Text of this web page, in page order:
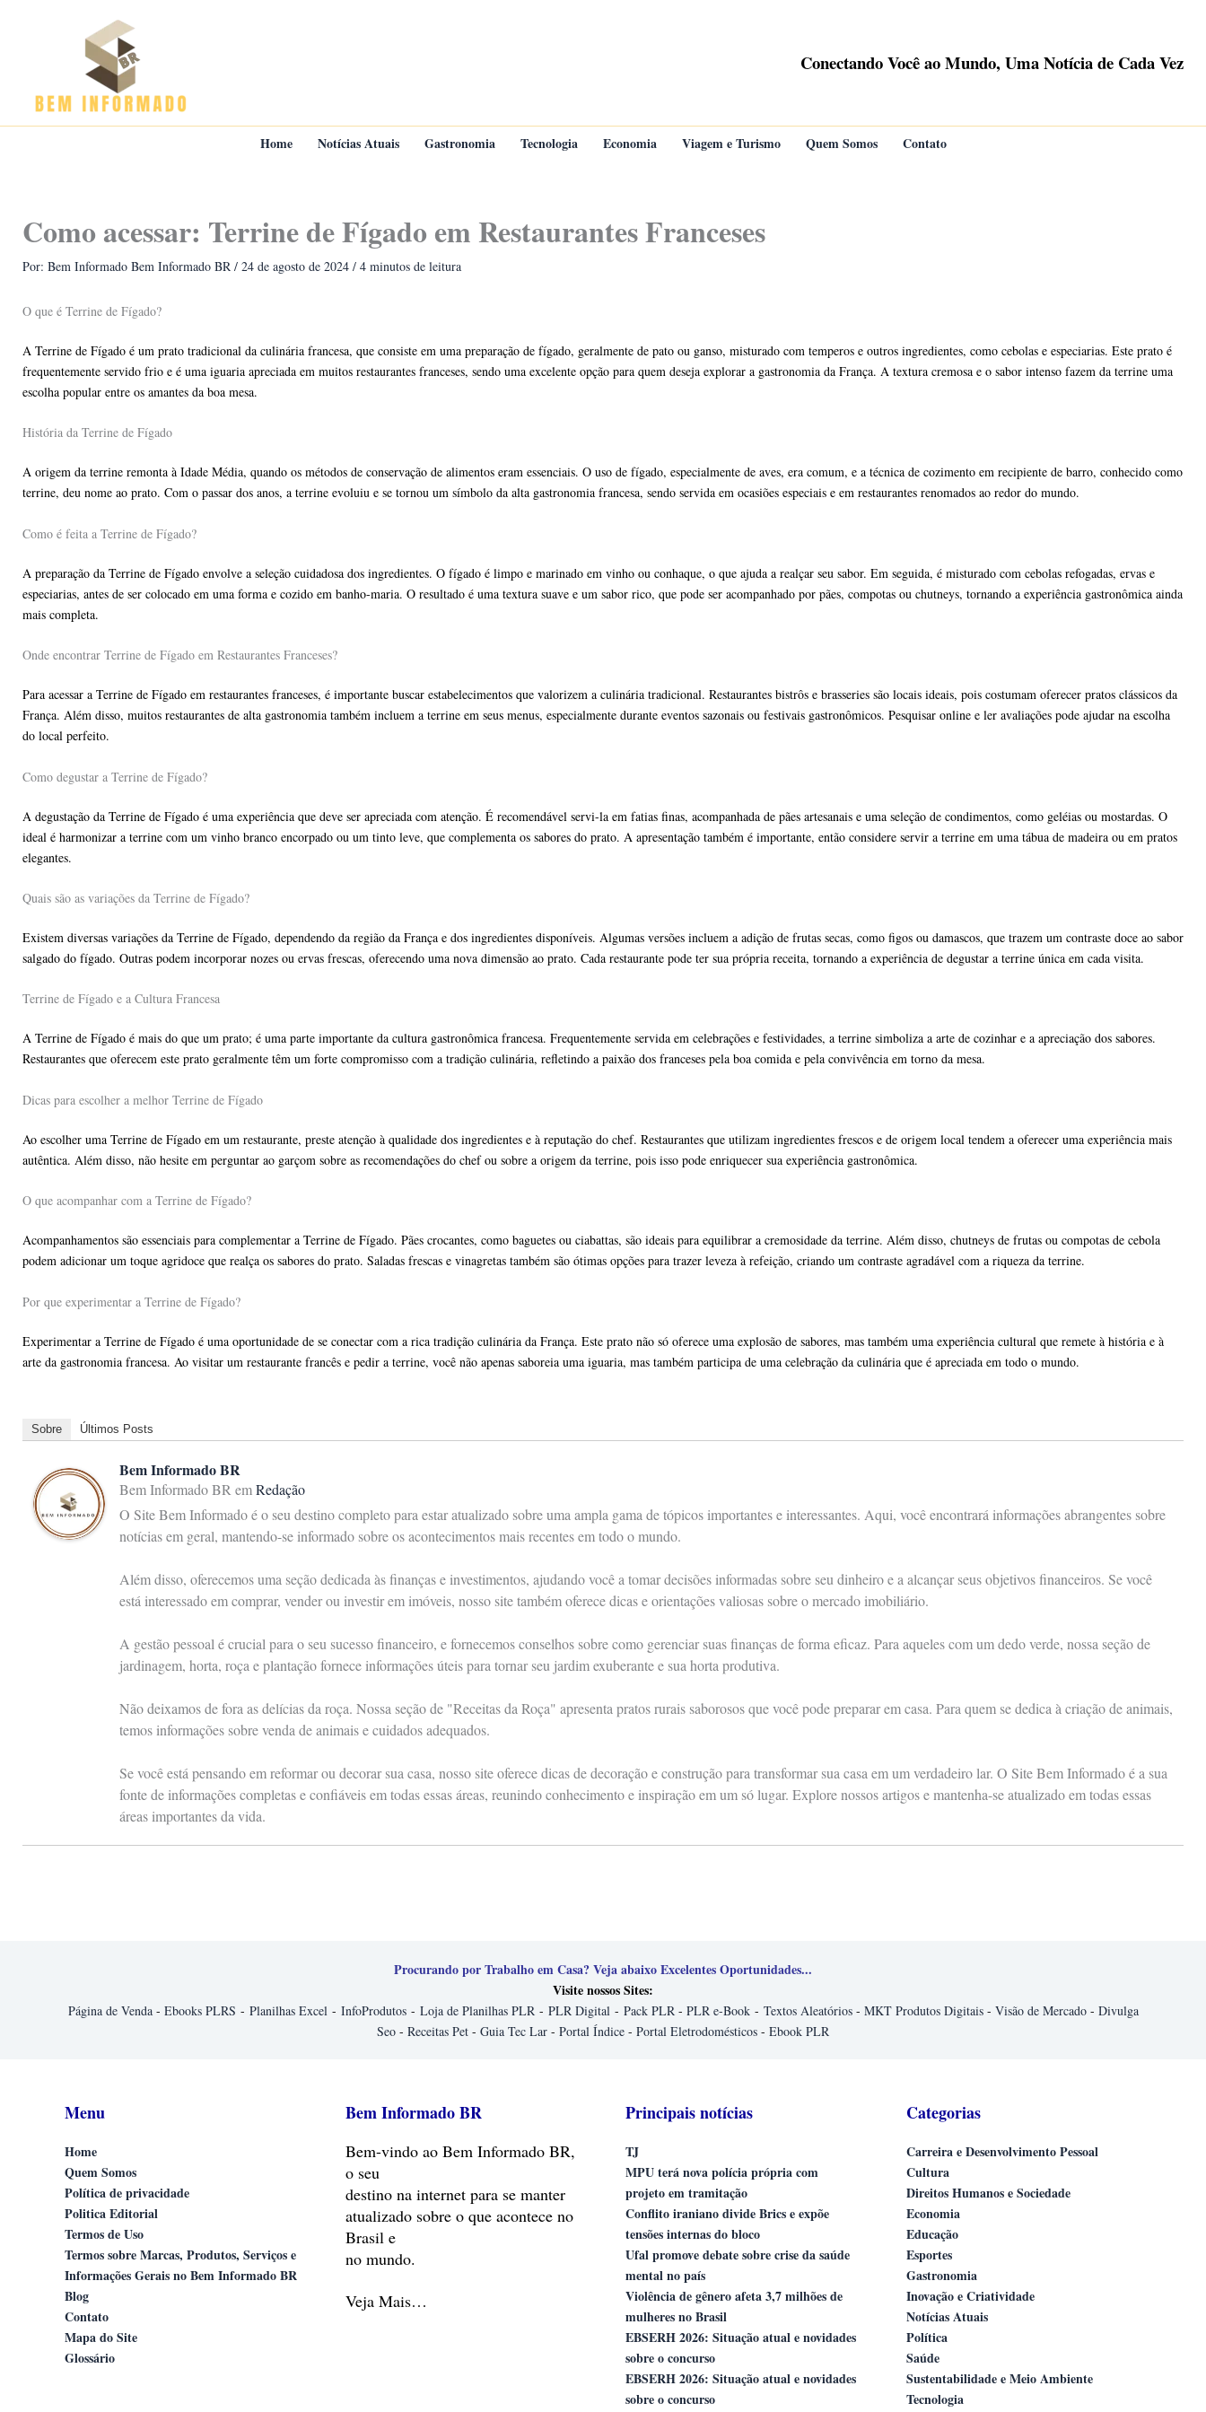
Conectando Você ao Mundo, Uma Notícia de Cada Vez
Home Notícias Atuais Gastronomia Tecnologia Economia Viagem e Turismo Quem Somos Contato
Como acessar: Terrine de Fígado em Restaurantes Franceses
Por: Bem Informado Bem Informado BR / 24 de agosto de 2024 / 4 minutos de leitura
O que é Terrine de Fígado?
A Terrine de Fígado é um prato tradicional da culinária francesa, que consiste em uma preparação de fígado, geralmente de pato ou ganso, misturado com temperos e outros ingredientes, como cebolas e especiarias. Este prato é
frequentemente servido frio e é uma iguaria apreciada em muitos restaurantes franceses, sendo uma excelente opção para quem deseja explorar a gastronomia da França. A textura cremosa e o sabor intenso fazem da terrine uma
escolha popular entre os amantes da boa mesa.
História da Terrine de Fígado
A origem da terrine remonta à Idade Média, quando os métodos de conservação de alimentos eram essenciais. O uso de fígado, especialmente de aves, era comum, e a técnica de cozimento em recipiente de barro, conhecido como
terrine, deu nome ao prato. Com o passar dos anos, a terrine evoluiu e se tornou um símbolo da alta gastronomia francesa, sendo servida em ocasiões especiais e em restaurantes renomados ao redor do mundo.
Como é feita a Terrine de Fígado?
A preparação da Terrine de Fígado envolve a seleção cuidadosa dos ingredientes. O fígado é limpo e marinado em vinho ou conhaque, o que ajuda a realçar seu sabor. Em seguida, é misturado com cebolas refogadas, ervas e
especiarias, antes de ser colocado em uma forma e cozido em banho-maria. O resultado é uma textura suave e um sabor rico, que pode ser acompanhado por pães, compotas ou chutneys, tornando a experiência gastronômica ainda
mais completa.
Onde encontrar Terrine de Fígado em Restaurantes Franceses?
Para acessar a Terrine de Fígado em restaurantes franceses, é importante buscar estabelecimentos que valorizem a culinária tradicional. Restaurantes bistrôs e brasseries são locais ideais, pois costumam oferecer pratos clássicos da
França. Além disso, muitos restaurantes de alta gastronomia também incluem a terrine em seus menus, especialmente durante eventos sazonais ou festivais gastronômicos. Pesquisar online e ler avaliações pode ajudar na escolha
do local perfeito.
Como degustar a Terrine de Fígado?
A degustação da Terrine de Fígado é uma experiência que deve ser apreciada com atenção. É recomendável servi-la em fatias finas, acompanhada de pães artesanais e uma seleção de condimentos, como geléias ou mostardas. O
ideal é harmonizar a terrine com um vinho branco encorpado ou um tinto leve, que complementa os sabores do prato. A apresentação também é importante, então considere servir a terrine em uma tábua de madeira ou em pratos
elegantes.
Quais são as variações da Terrine de Fígado?
Existem diversas variações da Terrine de Fígado, dependendo da região da França e dos ingredientes disponíveis. Algumas versões incluem a adição de frutas secas, como figos ou damascos, que trazem um contraste doce ao sabor
salgado do fígado. Outras podem incorporar nozes ou ervas frescas, oferecendo uma nova dimensão ao prato. Cada restaurante pode ter sua própria receita, tornando a experiência de degustar a terrine única em cada visita.
Terrine de Fígado e a Cultura Francesa
A Terrine de Fígado é mais do que um prato; é uma parte importante da cultura gastronômica francesa. Frequentemente servida em celebrações e festividades, a terrine simboliza a arte de cozinhar e a apreciação dos sabores.
Restaurantes que oferecem este prato geralmente têm um forte compromisso com a tradição culinária, refletindo a paixão dos franceses pela boa comida e pela convivência em torno da mesa.
Dicas para escolher a melhor Terrine de Fígado
Ao escolher uma Terrine de Fígado em um restaurante, preste atenção à qualidade dos ingredientes e à reputação do chef. Restaurantes que utilizam ingredientes frescos e de origem local tendem a oferecer uma experiência mais
autêntica. Além disso, não hesite em perguntar ao garçom sobre as recomendações do chef ou sobre a origem da terrine, pois isso pode enriquecer sua experiência gastronômica.
O que acompanhar com a Terrine de Fígado?
Acompanhamentos são essenciais para complementar a Terrine de Fígado. Pães crocantes, como baguetes ou ciabattas, são ideais para equilibrar a cremosidade da terrine. Além disso, chutneys de frutas ou compotas de cebola
podem adicionar um toque agridoce que realça os sabores do prato. Saladas frescas e vinagretas também são ótimas opções para trazer leveza à refeição, criando um contraste agradável com a riqueza da terrine.
Por que experimentar a Terrine de Fígado?
Experimentar a Terrine de Fígado é uma oportunidade de se conectar com a rica tradição culinária da França. Este prato não só oferece uma explosão de sabores, mas também uma experiência cultural que remete à história e à
arte da gastronomia francesa. Ao visitar um restaurante francês e pedir a terrine, você não apenas saboreia uma iguaria, mas também participa de uma celebração da culinária que é apreciada em todo o mundo.
Sobre Últimos Posts
Bem Informado BR
Bem Informado BR emRedação
O Site Bem Informado é o seu destino completo para estar atualizado sobre uma ampla gama de tópicos importantes e interessantes. Aqui, você encontrará informações abrangentes sobre
notícias em geral, mantendo-se informado sobre os acontecimentos mais recentes em todo o mundo.
Além disso, oferecemos uma seção dedicada às finanças e investimentos, ajudando você a tomar decisões informadas sobre seu dinheiro e a alcançar seus objetivos financeiros. Se você
está interessado em comprar, vender ou investir em imóveis, nosso site também oferece dicas e orientações valiosas sobre o mercado imobiliário.
A gestão pessoal é crucial para o seu sucesso financeiro, e fornecemos conselhos sobre como gerenciar suas finanças de forma eficaz. Para aqueles com um dedo verde, nossa seção de
jardinagem, horta, roça e plantação fornece informações úteis para tornar seu jardim exuberante e sua horta produtiva.
Não deixamos de fora as delícias da roça. Nossa seção de "Receitas da Roça" apresenta pratos rurais saborosos que você pode preparar em casa. Para quem se dedica à criação de animais,
temos informações sobre venda de animais e cuidados adequados.
Se você está pensando em reformar ou decorar sua casa, nosso site oferece dicas de decoração e construção para transformar sua casa em um verdadeiro lar. O Site Bem Informado é a sua
fonte de informações completas e confiáveis em todas essas áreas, reunindo conhecimento e inspiração em um só lugar. Explore nossos artigos e mantenha-se atualizado em todas essas
áreas importantes da vida.
Procurando por Trabalho em Casa? Veja abaixo Excelentes Oportunidades...
Visite nossos Sites:
Página de Venda- Ebooks PLRS - Planilhas Excel- InfoProdutos- Loja de Planilhas PLR- PLR Digital- Pack PLR- PLR e-Book- Textos Aleatórios- MKT Produtos Digitais- Visão de Mercado- Divulga
Seo - Receitas Pet - Guia Tec Lar - Portal Índice - Portal Eletrodomésticos - Ebook PLR
Menu
Home
Quem Somos
Política de privacidade
Politica Editorial
Termos de Uso
Termos sobre Marcas, Produtos, Serviços e
Informações Gerais no Bem Informado BR
Blog
Contato
Mapa do Site
Glossário
Bem Informado BR
Bem-vindoao Bem Informado BR,
o seu
destino na internet para se manter
atualizado sobre o que acontece no
Brasil e
no mundo.
Veja Mais…
Principais notícias
TJ
MPU terá nova polícia própria com
projeto em tramitação
Conflito iraniano divide Brics e expõe
tensões internas do bloco
Ufal promove debate sobre crise da saúde
mental no país
Violência de gênero afeta 3,7 milhões de
mulheres no Brasil
EBSERH 2026: Situação atual e novidades
sobre o concurso
EBSERH 2026: Situação atual e novidades
sobre o concurso
Categorias
Carreira e Desenvolvimento Pessoal
Cultura
Direitos Humanos e Sociedade
Economia
Educação
Esportes
Gastronomia
Inovação e Criatividade
Notícias Atuais
Política
Saúde
Sustentabilidade e Meio Ambiente
Tecnologia